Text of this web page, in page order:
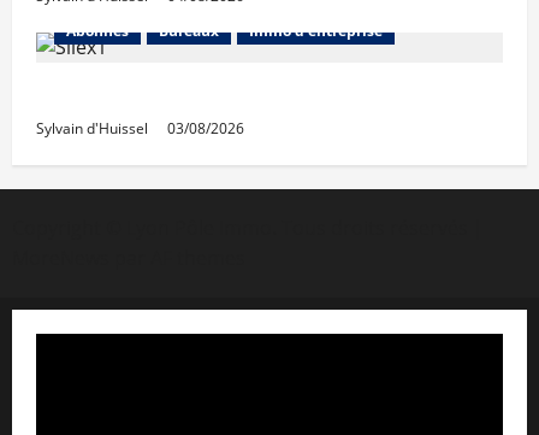
Abonnés
Bureaux Immo d'entreprise
Sylvain d'Huissel 03/08/2026